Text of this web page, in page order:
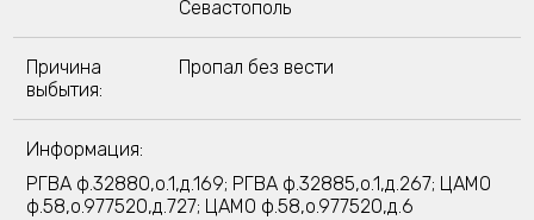
Севастополь
Причина
выбытия:
Пропал без вести
Информация:
РГВА ф.32880,о.1,д.169; РГВА ф.32885,о.1,д.267; ЦАМО
ф.58,о.977520,д.727; ЦАМО ф.58,о.977520,д.6